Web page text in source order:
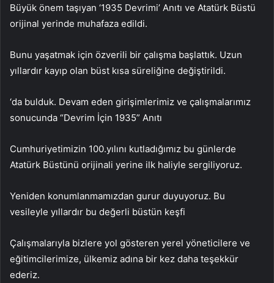
Büyük önem taşıyan ‘1935 Devrimi’ Anıtı ve Atatürk Büstü
orijinal yerinde muhafaza edildi.
Bunu yaşatmak için özverili bir çalışma başlattık. Uzun
yıllardır kayıp olan büst kısa süreliğine değiştirildi.
‘da bulduk. Devam eden girişimlerimiz ve çalışmalarımız
sonucunda “Devrim İçin 1935” Anıtı
Cumhuriyetimizin 100.yılını kutladığımız bu günlerde
Atatürk Büstünü orijinali yerine ilk haliyle sergiliyoruz.
Yeniden konumlanmamızdan gurur duyuyoruz. Bu
vesileyle yıllardır bu değerli büstün keşfi
Çalışmalarıyla bizlere yol gösteren yerel yöneticilere ve
eğitimcilerimize, ülkemiz adına bir kez daha teşekkür
ederiz.